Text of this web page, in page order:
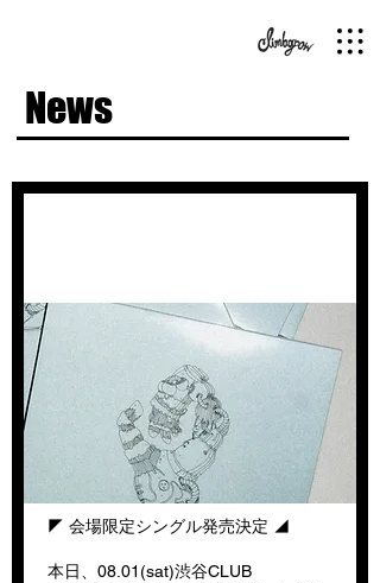
◤ 会場限定シングル発売決定 ◢
本日、08.01(sat)渋谷CLUB
News